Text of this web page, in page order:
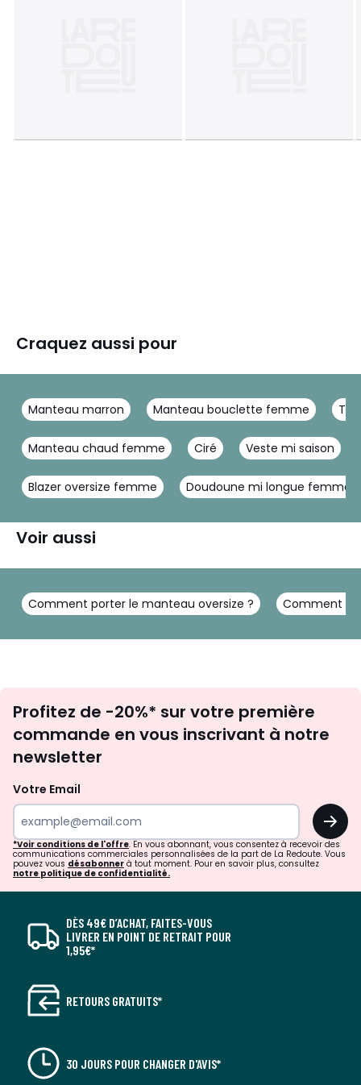
Craquez aussi pour
Manteau marron Manteau bouclette femme
Manteau chaud femme Ciré Veste mi saison
Blazer oversize femme Doudoune mi longue femme
Voir aussi
Comment porter le manteau oversize ? Comment
newsletter
Profitez de -20%* sur votre première
commande en vous inscrivant à notre
newsletter
Votre Email
OK
*Voir conditions de l'offre. En vous abonnant, vous consentez à recevoir des
communications commerciales personnalisées de la part de La Redoute. Vous
pouvez vous désabonner à tout moment. Pour en savoir plus, consultez
notre politique de confidentialité.
DÈS 49€ D’ACHAT, FAITES-VOUS
LIVRER EN POINT DE RETRAIT POUR
1,95€*
RETOURS GRATUITS*
30 JOURS POUR CHANGER D'AVIS*